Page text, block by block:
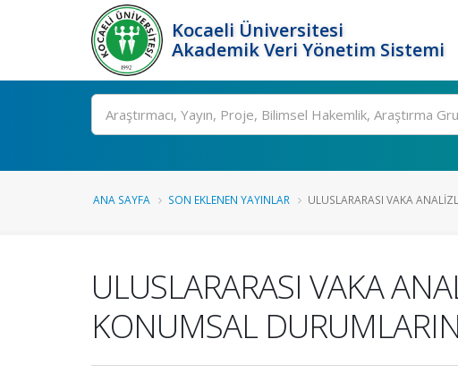
Kocaeli Üniversitesi
Akademik Veri Yönetim Sistemi
Ara
ANA SAYFA SON EKLENEN YAYINLAR ULUSLARARASI VAKA
ULUSLARARASI VAKA
KONUMSAL